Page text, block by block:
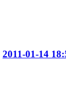
2011-01-14